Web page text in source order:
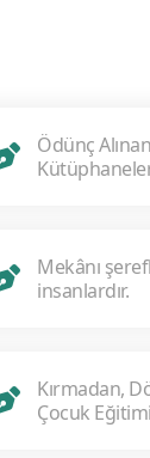
Ödünç
Mekânı
insanlardır.
Kırmadan,
Çocuk